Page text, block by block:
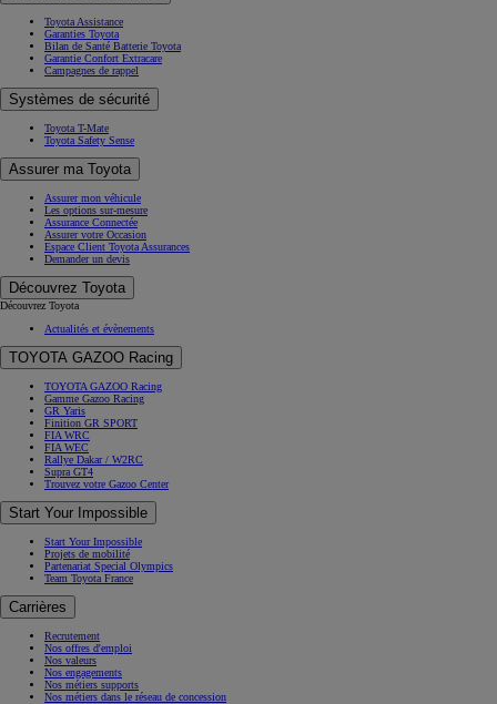
Toyota Assistance
Garanties Toyota
Bilan de Santé Batterie Toyota
Garantie Confort Extracare
Campagnes de rappel
Systèmes de sécurité
Toyota T-Mate
Toyota Safety Sense
Assurer ma Toyota
Assurer mon véhicule
Les options sur-mesure
Assurance Connectée
Assurer votre Occasion
Espace Client Toyota Assurances
Demander un devis
Découvrez Toyota
Découvrez Toyota
Actualités et évènements
TOYOTA GAZOO Racing
TOYOTA GAZOO Racing
Gamme Gazoo Racing
GR Yaris
Finition GR SPORT
FIA WRC
FIA WEC
Rallye Dakar / W2RC
Supra GT4
Trouvez votre Gazoo Center
Start Your Impossible
Start Your Impossible
Projets de mobilité
Partenariat Special Olympics
Team Toyota France
Carrières
Recrutement
Nos offres d'emploi
Nos valeurs
Nos engagements
Nos métiers supports
Nos métiers dans le réseau de concession